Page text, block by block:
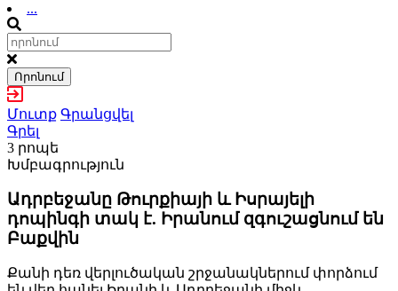
...
Որոնում
Մուտք Գրանցվել
Գրել
3 րոպե
Խմբագրություն
Ադրբեջանը Թուրքիայի և Իսրայելի
դոպինգի տակ է. Իրանում զգուշացնում են
Բաքվին
Քանի դեռ վերլուծական շրջանակներում փորձում